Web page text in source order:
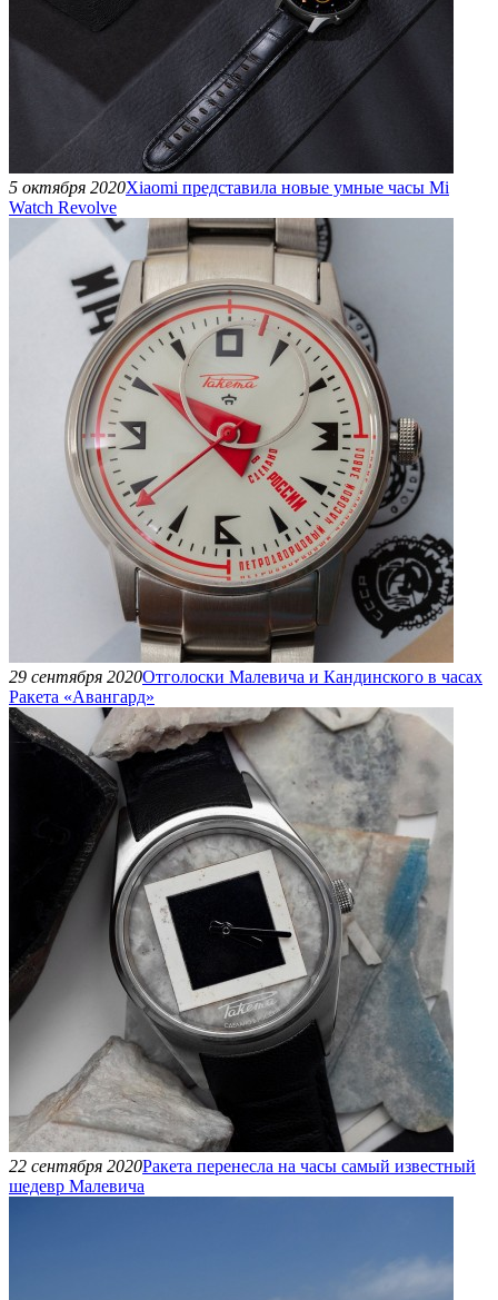
5 октября 2020Xiaomi представила новые умные часы Mi
Watch Revolve
29 сентября 2020Отголоски Малевича и Кандинского в часах
Ракета «Авангард»
22 сентября 2020Ракета перенесла на часы самый известный
шедевр Малевича